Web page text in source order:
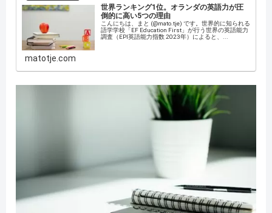
世界ランキング1位。オランダの英語力が圧
倒的に高い5つの理由
こんにちは、まと (@mato.tje) です。世界的に知られる
語学学校「EF Education First」が行う世界の英語能力
調査（EPI英語能力指数 2023年）によると、...
matotje.com